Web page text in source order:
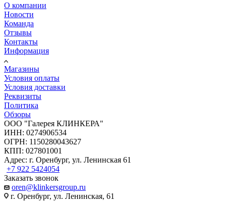
О компании
Новости
Команда
Отзывы
Контакты
Информация
Магазины
Условия оплаты
Условия доставки
Реквизиты
Политика
Обзоры
ООО "Галерея КЛИНКЕРА"
ИНН: 0274906534
ОГРН: 1150280043627
КПП: 027801001
Адрес: г. Оренбург, ул. Ленинская 61
+7 922 5424054
Заказать звонок
oren@klinkersgroup.ru
г. Оренбург, ул. Ленинская, 61